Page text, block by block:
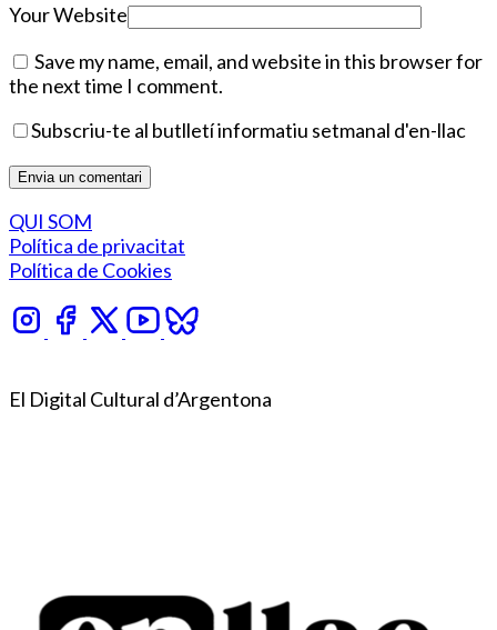
Your Website
Save my name, email, and website in this browser for
the next time I comment.
Subscriu-te al butlletí informatiu setmanal d'en-llac
QUI SOM
Política de privacitat
Política de Cookies
El Digital Cultural d’Argentona